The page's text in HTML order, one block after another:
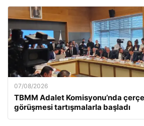
07/08/2026
TBMM Adalet Komisyonu’nda
görüşmesi tartışmalarla başladı